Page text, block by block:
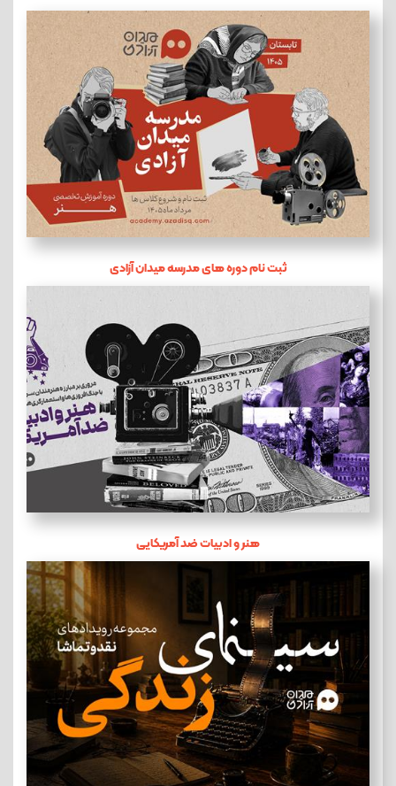
ثبت نام دوره های مدرسه میدان آزادی
هنر و ادبیات ضد آمریکایی